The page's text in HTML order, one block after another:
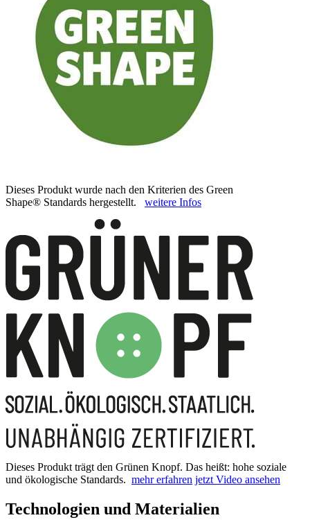
Dieses Produkt wurde nach den Kriterien des Green
Shape® Standards hergestellt. weitere Infos
Dieses Produkt trägt den Grünen Knopf. Das heißt: hohe soziale
und ökologische Standards. mehr erfahren jetzt Video ansehen
Technologien und Materialien